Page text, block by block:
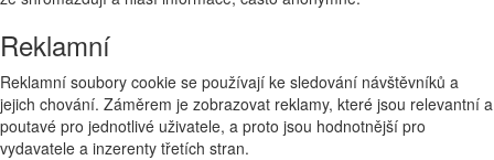
Reklamní
Reklamní soubory cookie se používají ke sledování návštěvníků a
jejich chování. Záměrem je zobrazovat reklamy, které jsou relevantní a
poutavé pro jednotlivé uživatele, a proto jsou hodnotnější pro
vydavatele a inzerenty třetích stran.